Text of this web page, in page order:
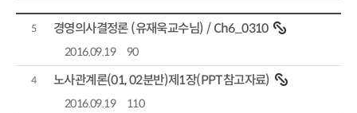
작성일자
조회수
5 경영의사결정론 (유재욱교수님) / Ch6_0310
2016.09.19 90
4 노사관계론(01, 02분반)제1장(PPT참고자료)
2016.09.19 110